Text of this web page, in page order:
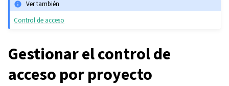
Ver también
Control de acceso
Gestionar el control de
acceso por proyecto